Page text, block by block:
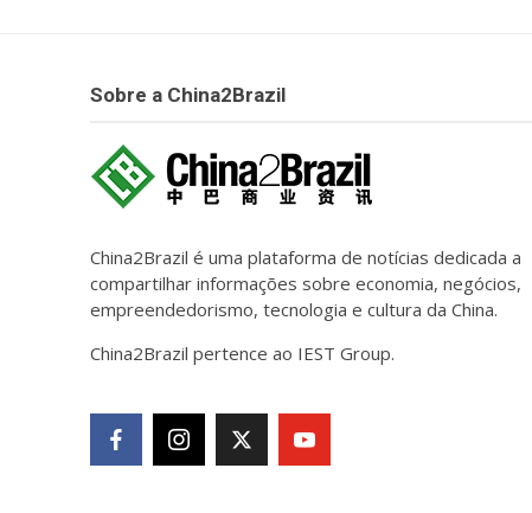
Sobre a China2Brazil
China2Brazil é uma plataforma de notícias dedicada a
compartilhar informações sobre economia, negócios,
empreendedorismo, tecnologia e cultura da China.
China2Brazil pertence ao IEST Group.